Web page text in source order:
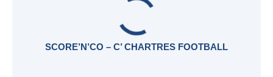
SCORE’N’CO – C’ CHARTRES FOOTBALL